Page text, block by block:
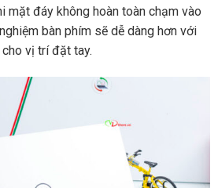
mặt đáy không hoàn toàn chạm vào
bàn phím sẽ dễ dàng hơn với
vị trí đặt tay.